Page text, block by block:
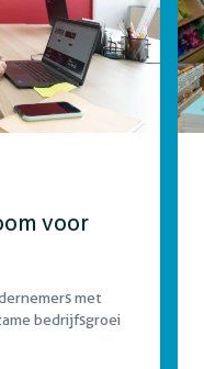
voor
met
bedrijfsgroei